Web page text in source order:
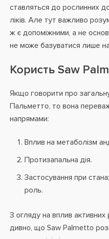
ставляться до рослинних
ліків. Але тут важливо
ж є допоміжними, а не
не може базуватися лише
Користь Saw
Якщо говорити про
Пальметто, то вона
напрямами:
Вплив на метаболізм
Протизапальна дія.
Застосування при
роль.
З огляду на вплив активних
дивно, що Saw Palmetto